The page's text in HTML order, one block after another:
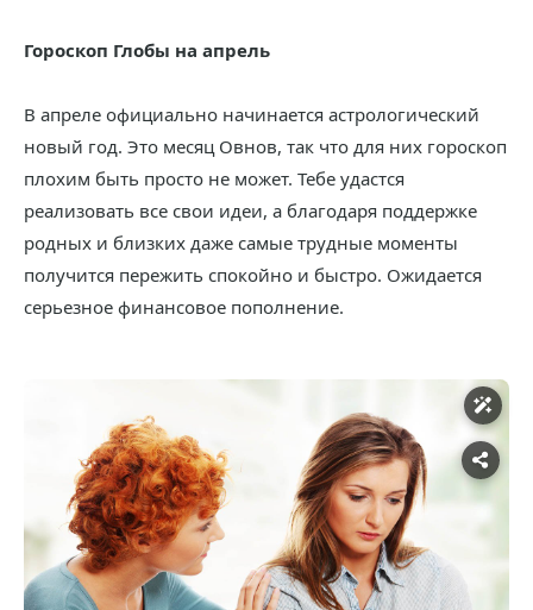
Гороскоп Глобы на апрель
В апреле официально начинается астрологический
новый год. Это месяц Овнов, так что для них гороскоп
плохим быть просто не может. Тебе удастся
реализовать все свои идеи, а благодаря поддержке
родных и близких даже самые трудные моменты
получится пережить спокойно и быстро. Ожидается
серьезное финансовое пополнение.